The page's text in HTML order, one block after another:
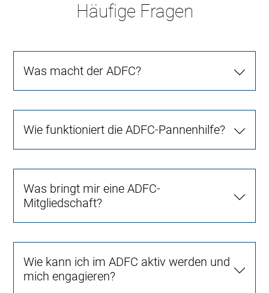
Häufige Fragen
Was macht der ADFC?
Wie funktioniert die ADFC-Pannenhilfe?
Was bringt mir eine ADFC-
Mitgliedschaft?
Wie kann ich im ADFC aktiv werden und
mich engagieren?